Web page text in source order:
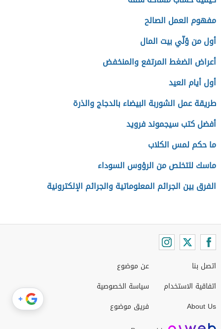
مفهوم العمل الصالح
أول من وُلّي بيت المال
أعراض الضغط المرتفع والمنخفض
أول أيام العيد
طريقة عمل الشوربة البيضاء بالدجاج والذرة
أفضل كتب سيجموند فرويد
ما حكم لمس الكلاب
ماسك للتخلص من الرؤوس السوداء
الفرق بين الجرائم المعلوماتية والجرائم الإلكترونية
اتصل بنا
اتفاقية الاستخدام
About Us
عن موضوع
سياسة الخصوصية
فريق موضوع
+